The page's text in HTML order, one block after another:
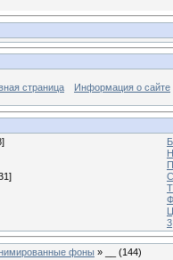
страница Информация о сайте
3
фоны » __ (144)